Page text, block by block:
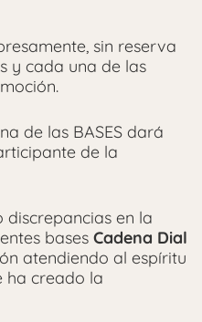
sin reserva
y cada una de las
de las BASES dará
de la
discrepancias en la
bases Cadena Dial
atendiendo al espíritu
ha creado la